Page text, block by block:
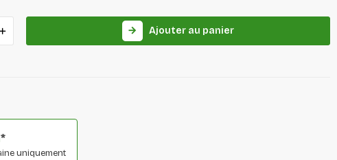
arrow_forward Ajouter au panier
*
uniquement